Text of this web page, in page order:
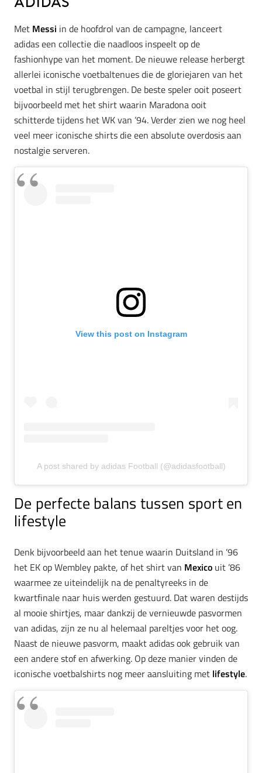
adidas
Met Messi in de hoofdrol van de campagne, lanceert
adidas een collectie die naadloos inspeelt op de
fashionhype van het moment. De nieuwe release herbergt
allerlei iconische voetbaltenues die de gloriejaren van het
voetbal in stijl terugbrengen. De beste speler ooit poseert
bijvoorbeeld met het shirt waarin Maradona ooit
schitterde tijdens het WK van ’94. Verder zien we nog heel
veel meer iconische shirts die een absolute overdosis aan
nostalgie serveren.
View this post on Instagram
A post shared by adidas Football (@adidasfootball)
De perfecte balans tussen sport en
lifestyle
Denk bijvoorbeeld aan het tenue waarin Duitsland in ’96
het EK op Wembley pakte, of het shirt van Mexico uit ’86
waarmee ze uiteindelijk na de penaltyreeks in de
kwartfinale naar huis werden gestuurd. Dat waren destijds
al mooie shirtjes, maar dankzij de vernieuwde pasvormen
van adidas, zijn ze nu al helemaal pareltjes voor het oog.
Naast de nieuwe pasvorm, maakt adidas ook gebruik van
een andere stof en afwerking. Op deze manier vinden de
iconische voetbalshirts nog meer aansluiting met lifestyle.